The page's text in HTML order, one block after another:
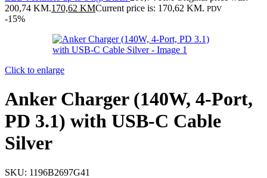
200,74 KM.170,62 KMCurrent price is: 170,62 KM. PDV
-15%
Click to enlarge
Anker Charger (140W, 4-Port,
PD 3.1) with USB-C Cable
Silver
SKU: 1196B2697G41